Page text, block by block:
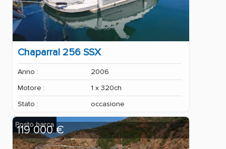
Chaparral 256 SSX
Anno :
2006
Motore :
1 x 320ch
Stato :
occasione
Posto barca
119 000 €